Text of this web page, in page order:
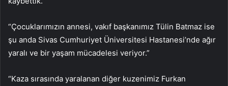
“Çocuklarımızın annesi, vakıf başkanımız Tülin Batmaz ise
şu anda Sivas Cumhuriyet Üniversitesi Hastanesi’nde ağır
yaralı ve bir yaşam mücadelesi veriyor.”
“Kaza sırasında yaralanan diğer kuzenimiz Furkan